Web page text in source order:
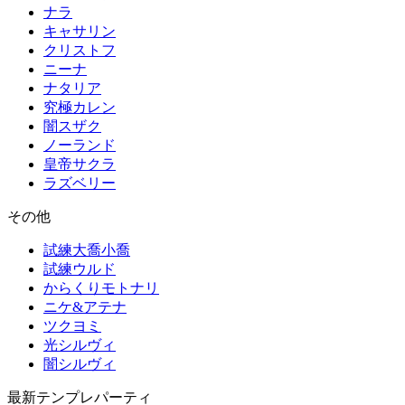
ナラ
キャサリン
クリストフ
ニーナ
ナタリア
究極カレン
闇スザク
ノーランド
皇帝サクラ
ラズベリー
その他
試練大喬小喬
試練ウルド
からくりモトナリ
ニケ&アテナ
ツクヨミ
光シルヴィ
闇シルヴィ
最新テンプレパーティ